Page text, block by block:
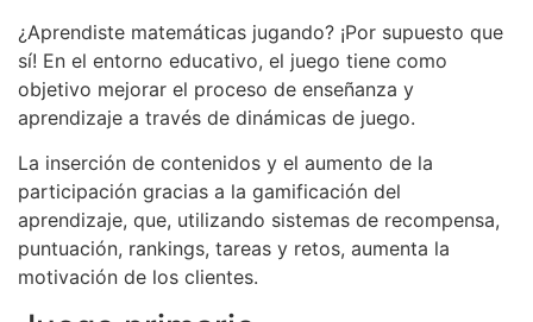
¿Aprendiste matemáticas jugando? ¡Por supuesto que
sí! En el entorno educativo, el juego tiene como
objetivo mejorar el proceso de enseñanza y
aprendizaje a través de dinámicas de juego.
La inserción de contenidos y el aumento de la
participación gracias a la gamificación del
aprendizaje, que, utilizando sistemas de recompensa,
puntuación, rankings, tareas y retos, aumenta la
motivación de los clientes.